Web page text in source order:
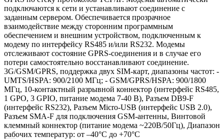
подключаются к сети и устанавливают соединение с
заданным сервером. Обеспечивается прозрачное
взаимодействие между сторонним программным
обеспечением и внешним устройством, подключенным к
модему по интерфейсу RS485 и/или RS232. Модемы
отслеживают состояние GPRS-соединения и в случае его
потери самостоятельно восстанавливают соединение.
3G/GSM/GPRS, поддержка двух SIM-карт, диапазоны частот: -
UMTS/HSPA: 900/2100 МГц; - GSM/GPRS/HSPA: 900/1800
МГц, 10-контактный разрывной коннектор (интерфейс RS485,
1 GPO, 3 GPIO, питание модема 7-40 В), Разъем DB9-F
(интерфейс RS232), Разъем Micro-USB (интерфейс USB 2.0),
Разъем SMA-F для подключения GSM-антенны, Винтовой
клеммный коннектор (питание модема ~220В/50Гц), Диапазон
рабочих температур: от –40°С до +70°С